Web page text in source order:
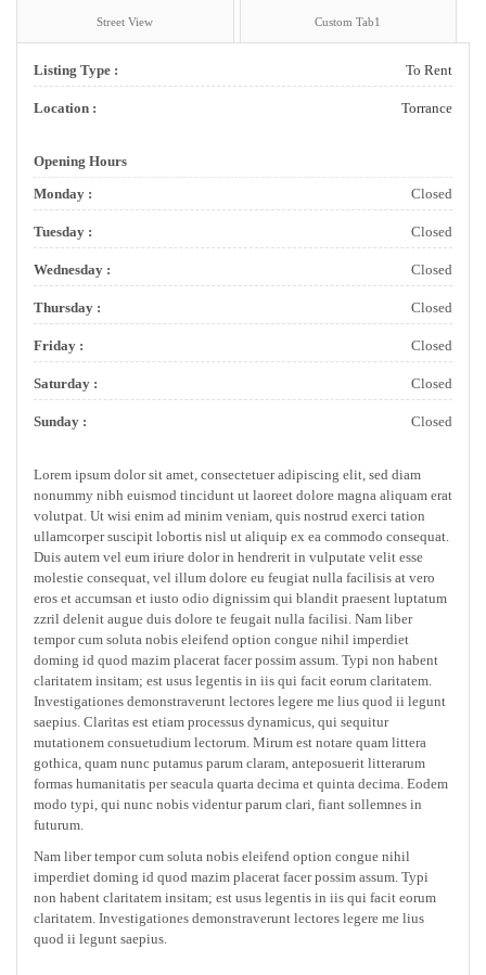
Street View Custom Tab1
Listing Type : To Rent
Location : Torrance
Opening Hours
Monday :
Closed
Tuesday : Closed
Wednesday : Closed
Thursday : Closed
Friday : Closed
Saturday : Closed
Sunday : Closed
Lorem ipsum dolor sit amet, consectetuer adipiscing elit, sed diam
nonummy nibh euismod tincidunt ut laoreet dolore magna aliquam erat
volutpat. Ut wisi enim ad minim veniam, quis nostrud exerci tation
ullamcorper suscipit lobortis nisl ut aliquip ex ea commodo consequat.
Duis autem vel eum iriure dolor in hendrerit in vulputate velit esse
molestie consequat, vel illum dolore eu feugiat nulla facilisis at vero
eros et accumsan et iusto odio dignissim qui blandit praesent luptatum
zzril delenit augue duis dolore te feugait nulla facilisi. Nam liber
tempor cum soluta nobis eleifend option congue nihil imperdiet
doming id quod mazim placerat facer possim assum. Typi non habent
claritatem insitam; est usus legentis in iis qui facit eorum claritatem.
Investigationes demonstraverunt lectores legere me lius quod ii legunt
saepius. Claritas est etiam processus dynamicus, qui sequitur
mutationem consuetudium lectorum. Mirum est notare quam littera
gothica, quam nunc putamus parum claram, anteposuerit litterarum
formas humanitatis per seacula quarta decima et quinta decima. Eodem
modo typi, qui nunc nobis videntur parum clari, fiant sollemnes in
futurum.
Nam liber tempor cum soluta nobis eleifend option congue nihil
imperdiet doming id quod mazim placerat facer possim assum. Typi
non habent claritatem insitam; est usus legentis in iis qui facit eorum
claritatem. Investigationes demonstraverunt lectores legere me lius
quod ii legunt saepius.